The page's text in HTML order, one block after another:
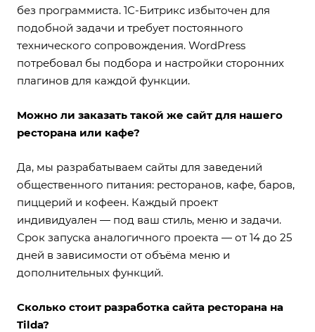
без программиста. 1С-Битрикс избыточен для
подобной задачи и требует постоянного
технического сопровождения. WordPress
потребовал бы подбора и настройки сторонних
плагинов для каждой функции.
Можно ли заказать такой же сайт для нашего
ресторана или кафе?
Да, мы разрабатываем сайты для заведений
общественного питания: ресторанов, кафе, баров,
пиццерий и кофеен. Каждый проект
индивидуален — под ваш стиль, меню и задачи.
Срок запуска аналогичного проекта — от 14 до 25
дней в зависимости от объёма меню и
дополнительных функций.
Сколько стоит разработка сайта ресторана на
Tilda?